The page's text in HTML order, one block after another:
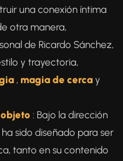
una conexión íntima
otra manera,
de Ricardo Sánchez,
y trayectoria,
, magia de cerca y
: Bajo la dirección
ha sido diseñado para ser
tanto en su contenido